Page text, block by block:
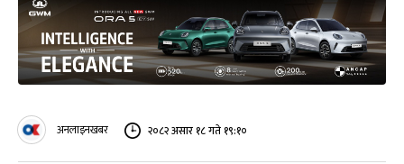
अनलाइनखबर २०८२ असार १८ गते १९:१०